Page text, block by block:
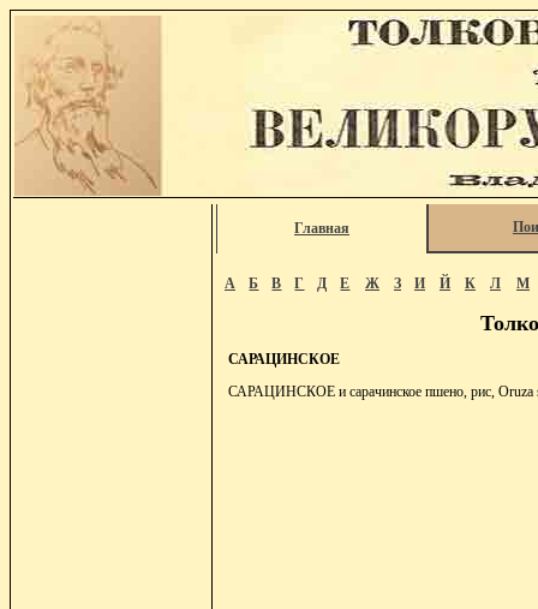
Главная
А Б В Г Д Е Ж З И Й К Л М
САРАЦИНСКОЕ
САРАЦИНСКОЕ и сарачинское пшено, рис, Oruza